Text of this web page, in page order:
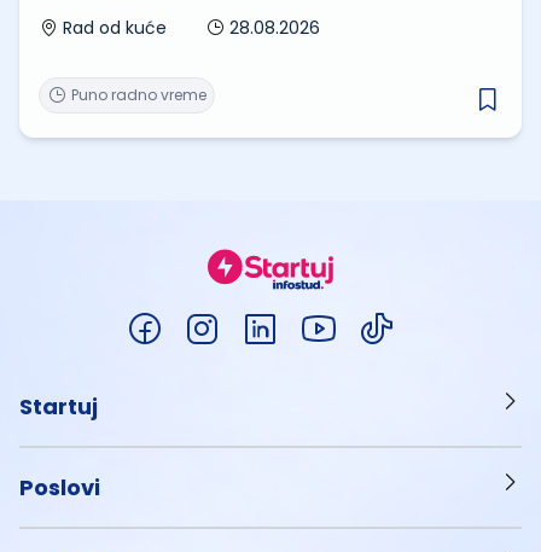
Rad od kuće
28.08.2026
Puno radno vreme
Startuj
Poslovi